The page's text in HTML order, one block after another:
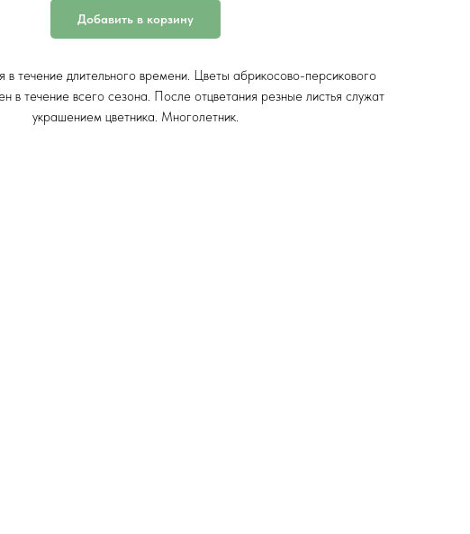
Добавить в корзину
в течение длительного времени. Цветы абрикосово-персикового
в течение всего сезона. После отцветания резные листья служат
украшением цветника. Многолетник.